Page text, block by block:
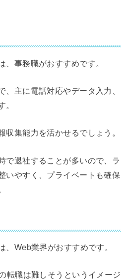
、事務職がおすすめです。
、主に電話対応やデータ入力、
。
収集能力を活かせるでしょう。
で退社することが多いので、ラ
いやすく、プライベートも確保
、Web業界がおすすめです。
転職は難しそうというイメージ